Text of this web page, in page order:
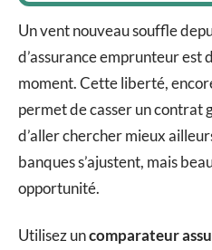
Un vent nouveau souffle
d’assurance emprunteur est
moment. Cette liberté,
permet de casser un contrat
d’aller chercher mieux
banques s’ajustent, mais
opportunité.
Utilisez uncomparateur